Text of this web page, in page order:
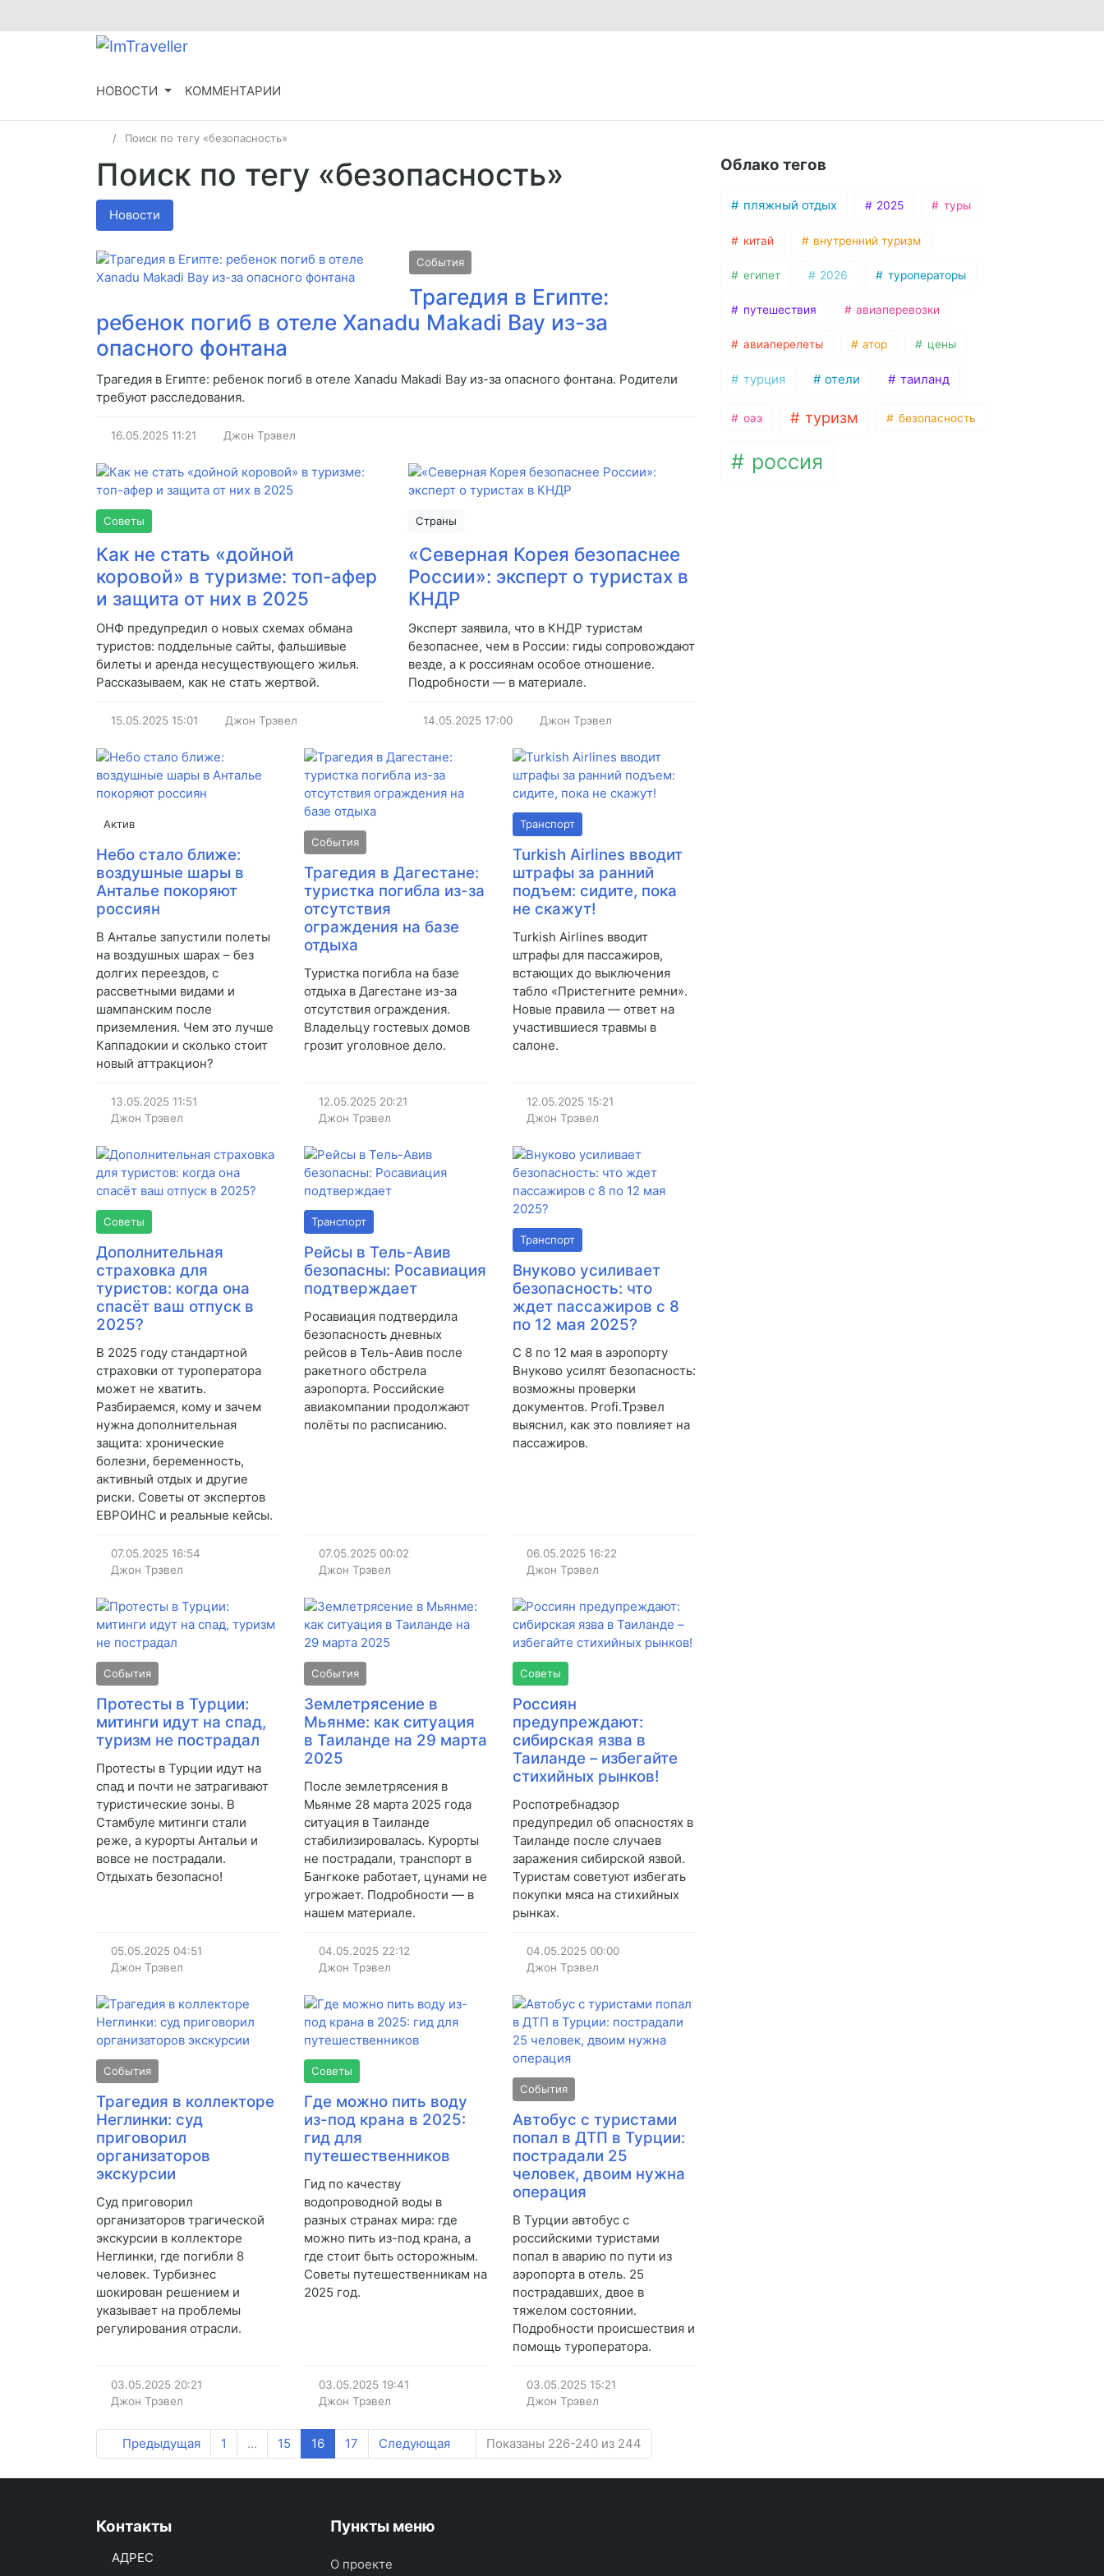
НОВОСТИ КОММЕНТАРИИ
Поиск по тегу «безопасность»
Поиск по тегу «безопасность»
Новости
События
Трагедия в Египте:
ребенок погиб в отеле Xanadu Makadi Bay из-за
опасного фонтана
Трагедия в Египте: ребенок погиб в отеле Xanadu Makadi Bay из-за опасного фонтана. Родители
требуют расследования.
16.05.2025 11:21 Джон Трэвел
Советы
Как не стать «дойной
коровой» в туризме: топ-афер
и защита от них в 2025
ОНФ предупредил о новых схемах обмана
туристов: поддельные сайты, фальшивые
билеты и аренда несуществующего жилья.
Рассказываем, как не стать жертвой.
15.05.2025 15:01 Джон Трэвел
Страны
«Северная Корея безопаснее
России»: эксперт о туристах в
КНДР
Эксперт заявила, что в КНДР туристам
безопаснее, чем в России: гиды сопровождают
везде, а к россиянам особое отношение.
Подробности — в материале.
14.05.2025 17:00 Джон Трэвел
Актив
Небо стало ближе:
воздушные шары в
Анталье покоряют
россиян
В Анталье запустили полеты
на воздушных шарах – без
долгих переездов, с
рассветными видами и
шампанским после
приземления. Чем это лучше
Каппадокии и сколько стоит
новый аттракцион?
13.05.2025 11:51
Джон Трэвел
События
Трагедия в Дагестане:
туристка погибла из-за
отсутствия
ограждения на базе
отдыха
Туристка погибла на базе
отдыха в Дагестане из-за
отсутствия ограждения.
Владельцу гостевых домов
грозит уголовное дело.
12.05.2025 20:21
Джон Трэвел
Транспорт
Turkish Airlines вводит
штрафы за ранний
подъем: сидите, пока
не скажут!
Turkish Airlines вводит
штрафы для пассажиров,
встающих до выключения
табло «Пристегните ремни».
Новые правила — ответ на
участившиеся травмы в
салоне.
12.05.2025 15:21
Джон Трэвел
Советы
Дополнительная
страховка для
туристов: когда она
спасёт ваш отпуск в
2025?
В 2025 году стандартной
страховки от туроператора
может не хватить.
Разбираемся, кому и зачем
нужна дополнительная
защита: хронические
болезни, беременность,
активный отдых и другие
риски. Советы от экспертов
ЕВРОИНС и реальные кейсы.
07.05.2025 16:54
Джон Трэвел
Транспорт
Рейсы в Тель-Авив
безопасны: Росавиация
подтверждает
Росавиация подтвердила
безопасность дневных
рейсов в Тель-Авив после
ракетного обстрела
аэропорта. Российские
авиакомпании продолжают
полёты по расписанию.
07.05.2025 00:02
Джон Трэвел
Транспорт
Внуково усиливает
безопасность: что
ждет пассажиров с 8
по 12 мая 2025?
С 8 по 12 мая в аэропорту
Внуково усилят безопасность:
возможны проверки
документов. Profi.Трэвел
выяснил, как это повлияет на
пассажиров.
06.05.2025 16:22
Джон Трэвел
События
Протесты в Турции:
митинги идут на спад,
туризм не пострадал
Протесты в Турции идут на
спад и почти не затрагивают
туристические зоны. В
Стамбуле митинги стали
реже, а курорты Антальи и
вовсе не пострадали.
Отдыхать безопасно!
05.05.2025 04:51
Джон Трэвел
События
Землетрясение в
Мьянме: как ситуация
в Таиланде на 29 марта
2025
После землетрясения в
Мьянме 28 марта 2025 года
ситуация в Таиланде
стабилизировалась. Курорты
не пострадали, транспорт в
Бангкоке работает, цунами не
угрожает. Подробности — в
нашем материале.
04.05.2025 22:12
Джон Трэвел
Советы
Россиян
предупреждают:
сибирская язва в
Таиланде – избегайте
стихийных рынков!
Роспотребнадзор
предупредил об опасностях в
Таиланде после случаев
заражения сибирской язвой.
Туристам советуют избегать
покупки мяса на стихийных
рынках.
04.05.2025 00:00
Джон Трэвел
События
Трагедия в коллекторе
Неглинки: суд
приговорил
организаторов
экскурсии
Суд приговорил
организаторов трагической
экскурсии в коллекторе
Неглинки, где погибли 8
человек. Турбизнес
шокирован решением и
указывает на проблемы
регулирования отрасли.
03.05.2025 20:21
Джон Трэвел
Советы
Где можно пить воду
из-под крана в 2025:
гид для
путешественников
Гид по качеству
водопроводной воды в
разных странах мира: где
можно пить из-под крана, а
где стоит быть осторожным.
Советы путешественникам на
2025 год.
03.05.2025 19:41
Джон Трэвел
События
Автобус с туристами
попал в ДТП в Турции:
пострадали 25
человек, двоим нужна
операция
В Турции автобус с
российскими туристами
попал в аварию по пути из
аэропорта в отель. 25
пострадавших, двое в
тяжелом состоянии.
Подробности происшествия и
помощь туроператора.
03.05.2025 15:21
Джон Трэвел
Предыдущая 1 ... 15 16 17 Следующая Показаны 226-240 из 244
Облако тегов
пляжный отдых 2025 туры
китай внутренний туризм
египет 2026 туроператоры
путешествия авиаперевозки
авиаперелеты атор цены
турция отели таиланд
оаэ туризм безопасность
россия
Контакты
АДРЕС
Пункты меню
О проекте